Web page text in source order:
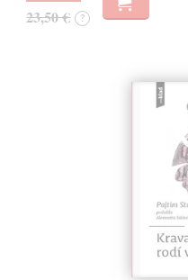
23,50 € ?